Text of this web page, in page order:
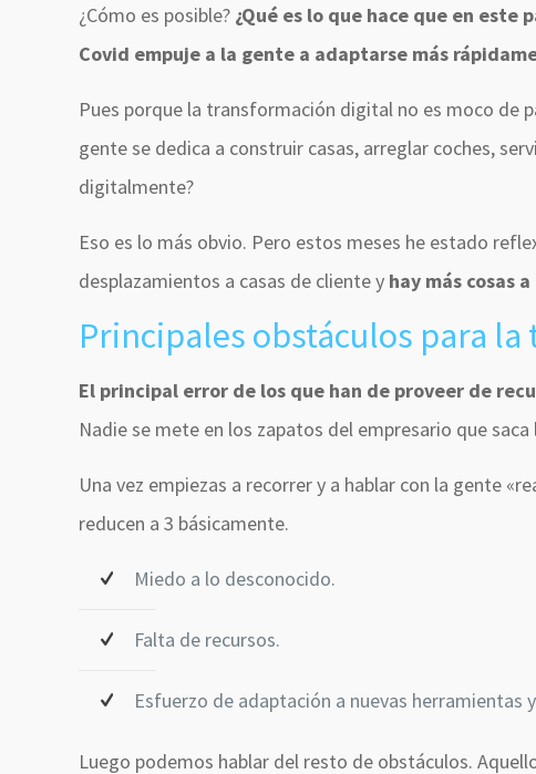
¿Cómo es posible? ¿Qué es lo que hace que en
Covid empuje a la gente a adaptarse más
Pues porque la transformación digital no es moco de
gente se dedica a construir casas, arreglar coches,
digitalmente?
Eso es lo más obvio. Pero estos meses he estado
desplazamientos a casas de cliente y hay más cosas
Principales obstáculos para
El principal error de los que han de proveer de
Nadie se mete en los zapatos del empresario que
Una vez empiezas a recorrer y a hablar con la gente
reducen a 3 básicamente.
Miedo a lo desconocido.
Falta de recursos.
Esfuerzo de adaptación a nuevas herramientas
Luego podemos hablar del resto de obstáculos.